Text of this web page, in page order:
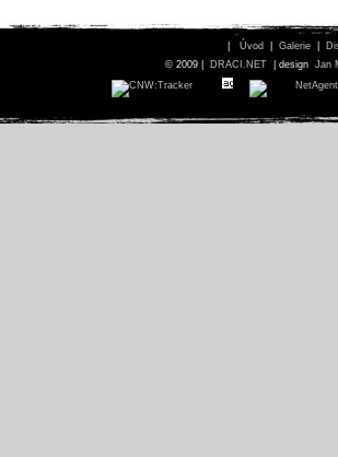
Úvod Galerie
© 2009 |
DRACI.NET | design Jan